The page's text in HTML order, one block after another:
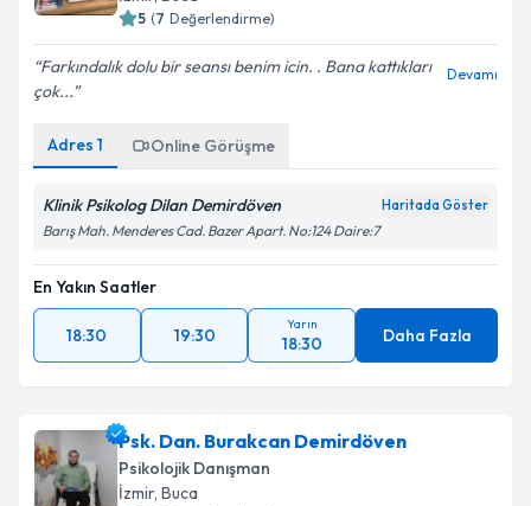
5 (7 Değerlendirme)
Farkındalık dolu bir seansı benim icin. . Bana kattıkları
çok...
Devamı
Adres 1 Online Görüşme
Klinik Psikolog Dilan Demirdöven Haritada Göster
Barış Mah. Menderes Cad. Bazer Apart. No:124 Daire:7
En Yakın Saatler
18:30 19:30
Yarın
18:30 Daha Fazla
Psk. Dan. Burakcan Demirdöven
Psikolojik Danışman
İzmir, Buca